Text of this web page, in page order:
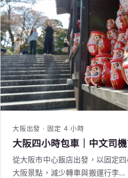
大阪出發 · 固定 4 小時
大阪四小時包車｜中文司
從大阪市中心飯店出發，以固定
大阪景點，減少轉車與搬運行李…